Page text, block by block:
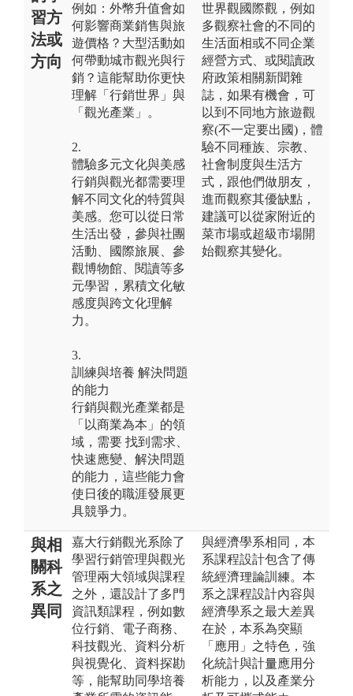
習方
法或
方向
例如：外幣升值會如
何影響商業銷售與旅
遊價格？大型活動如
何帶動城市觀光與行
銷？這能幫助你更快
理解「行銷世界」與
「觀光產業」。
2.
體驗多元文化與美感
行銷與觀光都需要理
解不同文化的特質與
美感。您可以從日常
生活出發，參與社團
活動、國際旅展、參
觀博物館、閱讀等多
元學習，累積文化敏
感度與跨文化理解
力。
3.
訓練與培養 解決問題
的能力
行銷與觀光產業都是
「以商業為本」的領
域，需要 找到需求、
快速應變、解決問題
的能力，這些能力會
使日後的職涯發展更
具競爭力。
世界觀國際觀，例如
多觀察社會的不同的
生活面相或不同企業
經營方式、或閱讀政
府政策相關新聞雜
誌，如果有機會，可
以到不同地方旅遊觀
察(不一定要出國)，體
驗不同種族、宗教、
社會制度與生活方
式，跟他們做朋友，
進而觀察其優缺點，
建議可以從家附近的
菜市場或超級市場開
始觀察其變化。
與相
關科
系之
異同
嘉大行銷觀光系除了
學習行銷管理與觀光
管理兩大領域與課程
之外，還設計了多門
資訊類課程，例如數
位行銷、電子商務、
科技觀光、資料分析
與視覺化、資料探勘
等，能幫助同學培養
與經濟學系相同，本
系課程設計包含了傳
統經濟理論訓練。本
系之課程設計內容與
經濟學系之最大差異
在於，本系為突顯
「應用」之特色，強
化統計與計量應用分
析能力，以及產業分